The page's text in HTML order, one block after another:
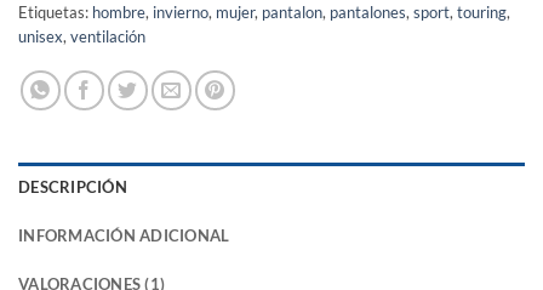
Etiquetas: hombre, invierno, mujer, pantalon, pantalones,sport,touring,
unisex,ventilación
DESCRIPCIÓN
INFORMACIÓN ADICIONAL
VALORACIONES (1)